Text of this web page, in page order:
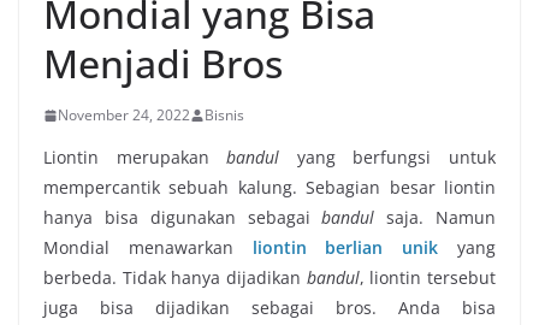
Mondial yang Bisa
Menjadi Bros
November 24, 2022 Bisnis
Liontin merupakanbandul yang berfungsi untuk
mempercantik sebuah kalung. Sebagian besar liontin
hanya bisa digunakan sebagaibandul saja. Namun
Mondial menawarkan liontin berlian unik yang
berbeda. Tidak hanya dijadikan bandul, liontin tersebut
juga bisa dijadikan sebagai bros. Anda bisa